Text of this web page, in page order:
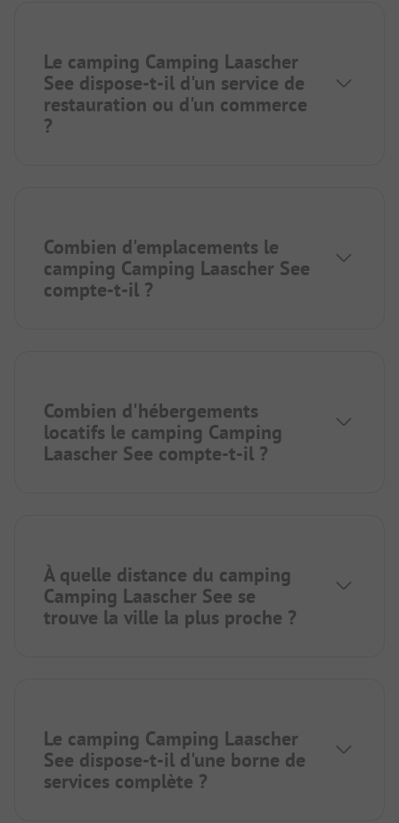
Le camping Camping Laascher
See dispose-t-il d'un service de
restauration ou d'un commerce
?
Combien d'emplacements le
camping Camping Laascher See
compte-t-il ?
Combien d'hébergements
locatifs le camping Camping
Laascher See compte-t-il ?
À quelle distance du camping
Camping Laascher See se
trouve la ville la plus proche ?
Le camping Camping Laascher
See dispose-t-il d'une borne de
services complète ?